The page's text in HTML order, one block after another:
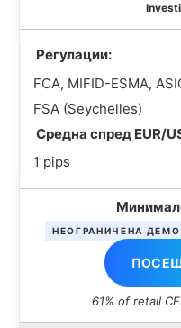
Регулации:
FCA, MIFID-ESMA,
FSA (Seychelles)
Средна спред EUR/
1 pips
НЕОГРАНИЧЕНА
61% of retail